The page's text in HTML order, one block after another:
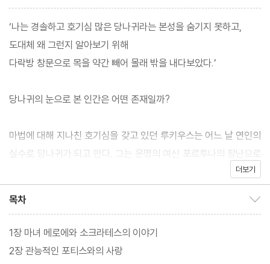
‘나는 경솔하고 호기심 많은 당나귀라는 본성을 숨기지 못하고,
도대체 왜 그런지 알아보기 위해
다락방 창문으로 목을 약간 빼어 몰래 밖을 내다보았다.’
당나귀의 눈으로 본 인간은 어떤 존재일까?
마법에 대해 지나친 호기심을 갖고 있던 루키우스는 어느 날 연인의
실수로 당나귀가 되고 만다. 그는 운명의 여신 포르투나의 장난으로
이리저리 팔려 다니며 죽음의 고비를 여러 번 넘기기도 하고, 온갖
사람들을 만난다. 루키우스, 이 호기심 많은 당나귀는 사람들의 대화
를 엿듣고, 그가 들은 재미있고 황당무계한 이야기들을 우리에게 전
해준다.
더보기
목차
1장 마녀 메로에와 소크라테스의 이야기
2장 관능적인 포티스와의 사랑